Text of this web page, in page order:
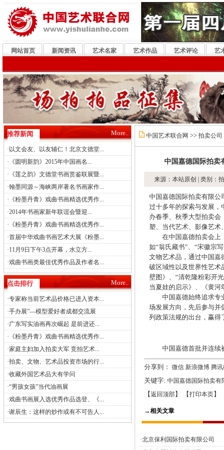
网站首页 新闻资讯 艺术名家 艺术作品 艺术评论 艺
推荐新闻 More..
· 以文会友、以友辅仁！北京文德堂...
· 《圆明新韵》2015年中国画名...
· 《莲之韵》文德堂书画赏鉴联展暨...
·翰墨同源～海峡两岸著名书画家作...
· 《粉墨丹青》戏曲书画精选优秀作...
·2014年书画家新年联谊会暨迎...
· 《粉墨丹青》戏曲书画精选优秀作...
·首届中华戏曲书画艺术大展《粉墨...
·11月9日下午3点开幕，水立方...
·戏曲书画类最佳优秀作品及作者名...
点击排行 More..
·专家称当前艺术品价格已进入资本...
·手办展”—模型爱好者成都交流展
·广东写实油画再次崛起 是前进还...
· 《粉墨丹青》戏曲书画精选优秀作...
·家庭主妇加入拍卖大军 竞拍艺术...
·拍卖、文物、艺术品投资市场的行...
·收藏外国艺术品大有学问
·“男孩女孩”当代油画展
·戏曲书画展入选优秀作品选登、《...
·谢辰生：这样的炒作或有不可告人...
中国艺术联合网 >> 拍卖公司
中国嘉德国际拍卖
来源：本站原创 | 类别：
中国嘉德国际拍卖有限公
过十多年的探索与发展，
办春季、秋季大型拍卖会
塑、当代艺术、影像艺术
在中国嘉德拍卖会上，
如“翁氏藏书”、“宋徽宗
文物艺术品，通过中国嘉
破区域性以及世界性艺术
壁图》、“清乾隆粉彩开
当夏娃的启示》、《黄河
中国嘉德始终追求专业
场发展方向，先后参与并
列政策法规的出台，赢得
中国嘉德首批并连续
分享到： 微信 新浪微博 腾
关键字: 中国嘉德国际拍卖有
【返回顶部】 【打印本页】
→相关文章
·北京保利国际拍卖有限公司